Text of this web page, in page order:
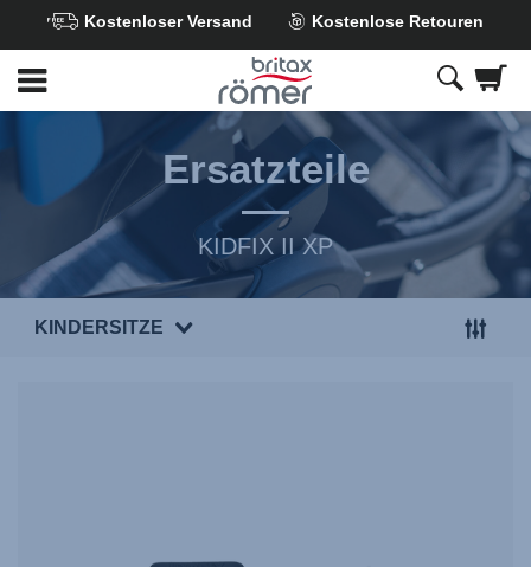
Hauptinhalt
springen
Kostenloser Versand Kostenlose Retouren
Ersatzteile
KIDFIX II XP
KINDERSITZE